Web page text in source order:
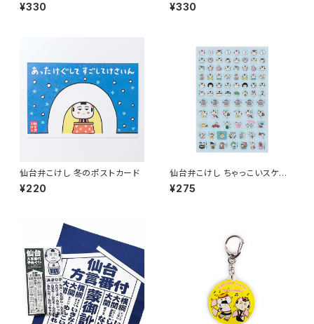
¥330 ¥330
仙台弁こけし 冬のポストカード
¥220
仙台弁こけし ちゃっこいスケジ
ュールシール
¥275